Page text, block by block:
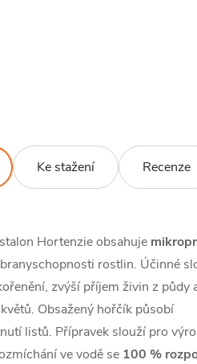
Ke stažení Recenze
Hortenzie obsahuje
rostlin. Účinné
zvýší příjem živin z půdy
Obsažený hořčík působí
listů. Přípravek slouží pro
ve vodě se 100 %